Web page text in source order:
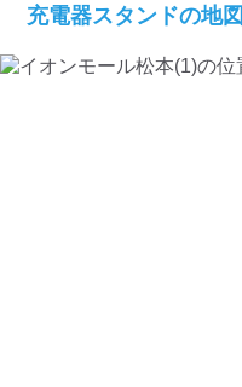
充電器スタンドの地図